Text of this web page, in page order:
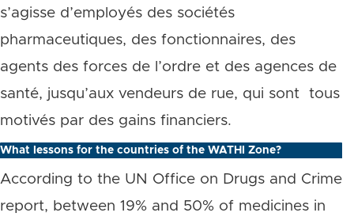
s’agisse d’employés des sociétés
pharmaceutiques, des fonctionnaires, des
agents des forces de l’ordre et des agences de
santé, jusqu’aux vendeurs de rue, qui sont
tous
motivés par des gains financiers.
What lessons for the countries of the WATHI Zone?
According to the UN Office on Drugs and Crime
report, between 19% and 50% of medicines in